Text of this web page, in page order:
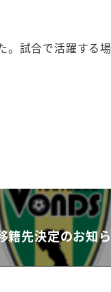
試合で活躍する
籍先決定のお知